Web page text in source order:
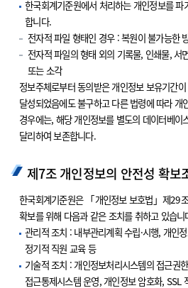
한국회계기준원에서 처리하는 개인정보를 파
합니다.
전자적 파일 형태인 경우 : 복원이 불가능한
전자적 파일의 형태 외의 기록물, 인쇄물, 서
또는 소각
정보주체로부터 동의받은 개인정보 보유기간
달성되었음에도 불구하고 다른 법령에 따라 개
경우에는, 해당 개인정보를 별도의 데이터베이
달리하여 보존합니다.
제7조 개인정보의 안전성 확보
한국회계기준원은 「개인정보 보호법」제29
확보를 위해 다음과 같은 조치를 취하고 있습니
관리적 조치 : 내부관리계획 수립·시행, 개인
정기적 직원 교육 등
기술적 조치 : 개인정보처리시스템의 접근권
접근통제시스템 운영, 개인정보 암호화, SSL